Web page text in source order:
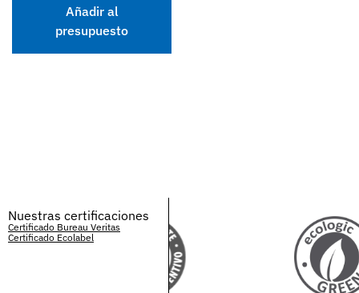
Añadir al
presupuesto
Nuestras certificaciones
Certificado Bureau Veritas
Certificado Ecolabel